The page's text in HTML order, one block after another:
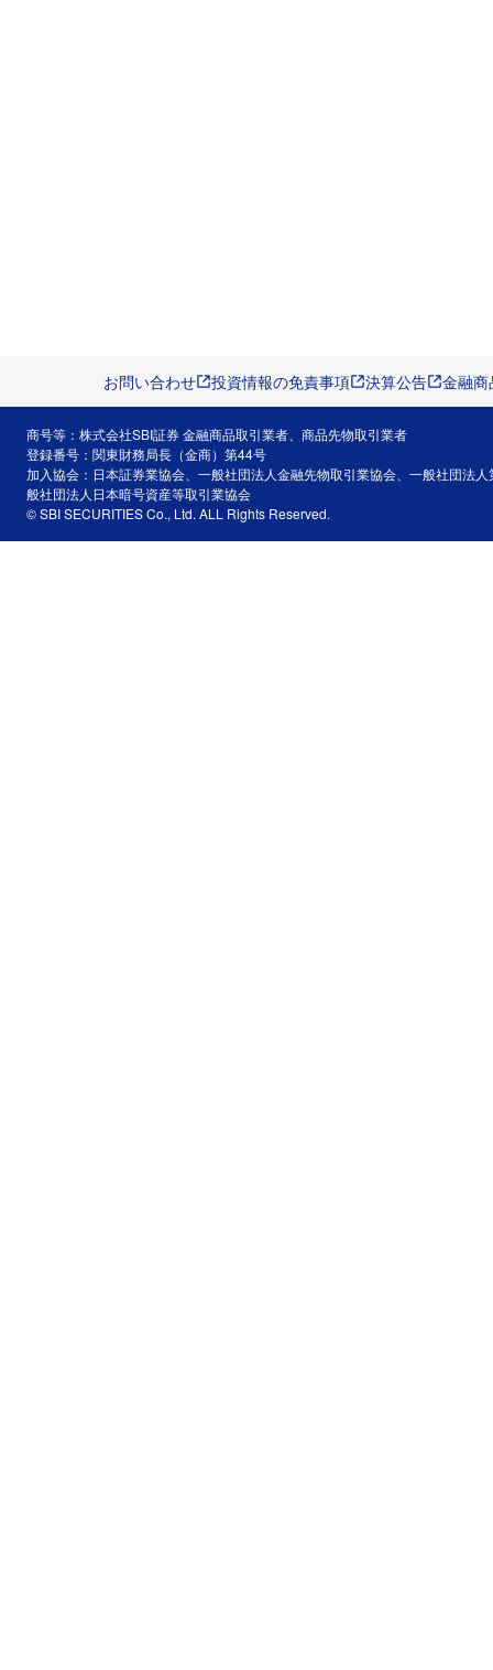
お問い合わせ 投資情報の免責事項 決算公告 金融
商号等：株式会社SBI証券 金融商品取引業者、商品先物取引業者
登録番号：関東財務局長（金商）第44号
加入協会：日本証券業協会、一般社団法人金融先物取引業協会、一般社団法
般社団法人日本暗号資産等取引業協会
© SBI SECURITIES Co., Ltd. ALL Rights Reserved.